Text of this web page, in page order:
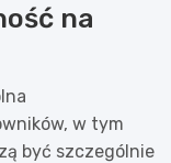
na
w tym
być szczególnie